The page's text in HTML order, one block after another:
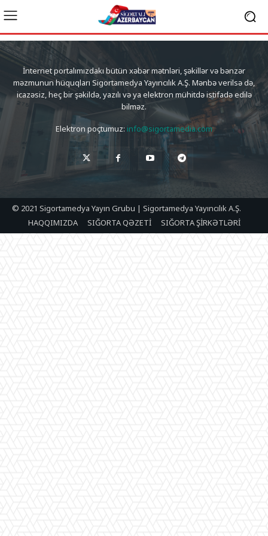
İnternet portalımızdakı bütün xəbər mətnləri, şəkillər və bənzər
məzmunun hüquqları Sigortamedya Yayıncılık A.Ş. Mənbə verilsə də,
icazəsiz, heç bir şəkildə, yazılı və ya elektron mühitdə istifadə edilə
bilməz.
Elektron poçtumuz: info@sigortamedia.com
© 2021 Sigortamedya Yayın Grubu | Sigortamedya Yayıncılık A.Ş.
HAQQIMIZDA
SIĞORTA QƏZETİ SIĞORTA ŞİRKƏTLƏRİ